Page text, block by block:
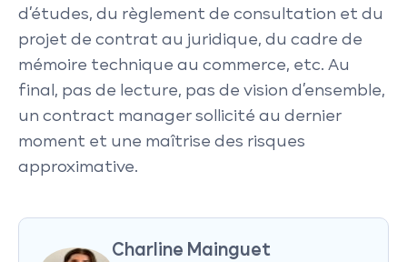
d’études, du règlement de consultation et du
projet de contrat au juridique, du cadre de
mémoire technique au commerce, etc. Au
final, pas de lecture, pas de vision d’ensemble,
un contract manager sollicité au dernier
moment et une maîtrise des risques
approximative.
Charline Mainguet